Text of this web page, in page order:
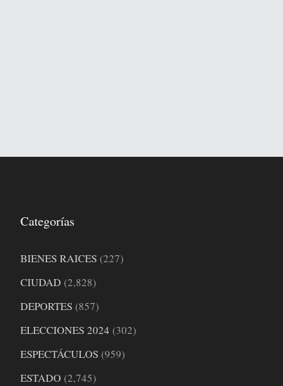
Categorías
BIENES RAICES(227)
CIUDAD(2,828)
DEPORTES(857)
ELECCIONES 2024 (302)
ESPECTÁCULOS(959)
ESTADO(2,745)